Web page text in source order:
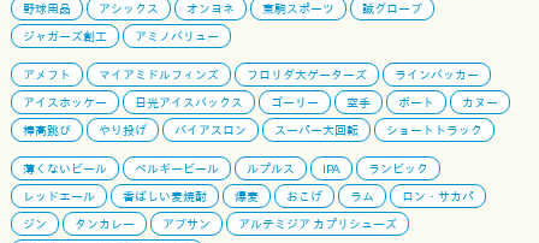
野球用品
アシックス オンヨネ 東駒スポーツ
誠グローブ
ジャガーズ創工
アミノバリュー
アメフト マイアミドルフィンズ フロリダ大ゲーターズ
ラインバッカー
アイスホッケー
日光アイスバックス ゴーリー 空手 ボート
カヌー
棒高跳び
やり投げ バイアスロン スーパー大回転 ショートトラック
薄くないビール ベルギービール ルプルス IPA
ランビック
レッドエール
香ばしい麦焼酎 爆麦 おこげ ラム
ロン・サカパ
ジン
タンカレー アブサン
アルテミジア カプリシューズ